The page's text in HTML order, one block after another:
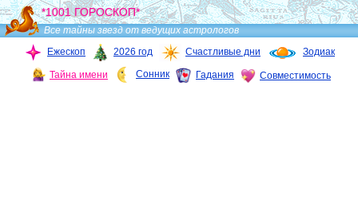
*1001 ГОРОСКОП*
Все тайны звезд от ведущих астрологов
Ежескоп
2026 год Счастливые дни Зодиак
Тайна имени Сонник Гадания Совместимость